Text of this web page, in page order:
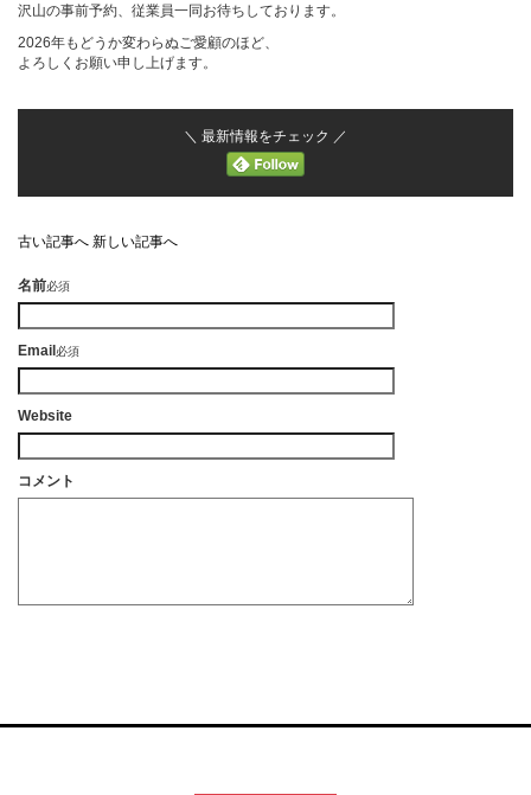
沢山の事前予約、従業員一同お待ちしております。
2026年もどうか変わらぬご愛顧のほど、
よろしくお願い申し上げます。
＼ 最新情報をチェック ／
古い記事へ 新しい記事へ
名前必須
Email必須
Website
コメント